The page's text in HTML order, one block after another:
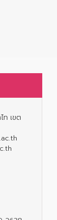
ท เขต